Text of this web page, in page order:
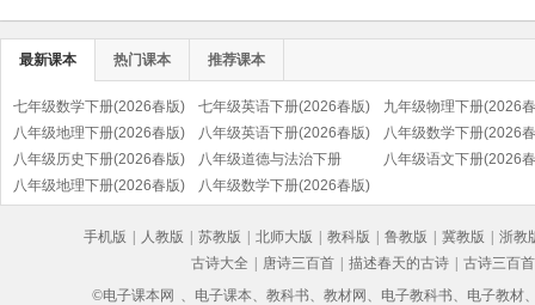
最新课本 热门课本 推荐课本
七年级数学下册(2026春版) 七年级英语下册(2026春版)
九年级物理下册(2026
八年级地理下册(2026春版)
八年级英语下册(2026春版)
八年级数学下册(2026
八年级历史下册(2026春版)
(部编版)
八年级道德与法治下册
(2026春版)(部编版)
八年级语文下册(2026
八年级地理下册(2026春版) 八年级数学下册(2026春版)
手机版 人教版 苏教版 北师大版 教科版 鲁教版 冀教版
浙教
古诗大全
唐诗三百首 描述春天的古诗
古诗三百首
©电子课本网 、电子课本、教科书、教材网、电子教科书、电子教材